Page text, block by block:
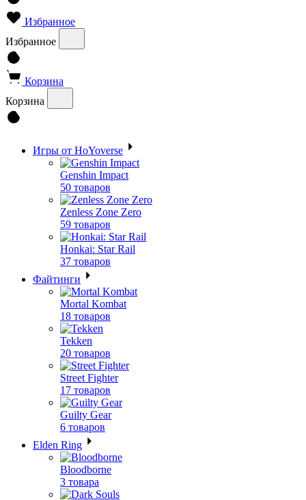
Избранное
Избранное
Корзина
Корзина
Игры от HoYoverse
Genshin Impact
50 товаров
Zenless Zone Zero
59 товаров
Honkai: Star Rail
37 товаров
Файтинги
Mortal Kombat
18 товаров
Tekken
20 товаров
Street Fighter
17 товаров
Guilty Gear
6 товаров
Elden Ring
Bloodborne
3 товара